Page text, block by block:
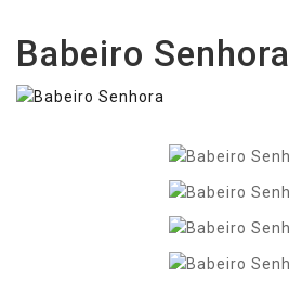
Babeiro Senhora